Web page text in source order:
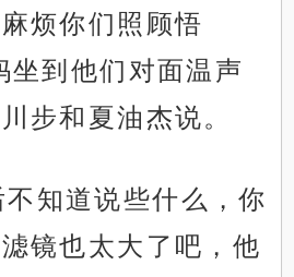
烦你们照顾悟
坐到他们对面温声
步和夏油杰说。
知道说些什么，你
镜也太大了吧，他